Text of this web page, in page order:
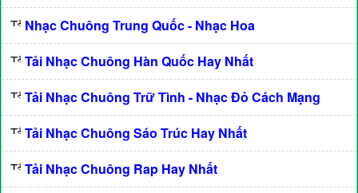
Nhạc Chuông Trung Quốc - Nhạc Hoa
Tải Nhạc Chuông Hàn Quốc Hay Nhất
Tải Nhạc Chuông Trữ Tình - Nhạc Đỏ Cách Mạng
Tải Nhạc Chuông Sáo Trúc Hay Nhất
Tải Nhạc Chuông Rap Hay Nhất